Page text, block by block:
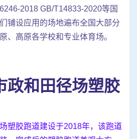
2018 GB/T14833-2020等国
铺设应用的场地遍布全国大部分
、高原各学校和专业体育场。
政和田径场塑胶
塑胶跑道建设于2018年，该跑道